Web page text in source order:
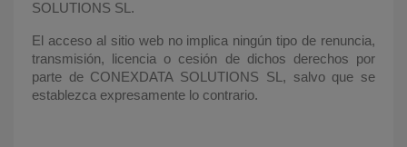
SOLUTIONS SL.
El acceso al sitio web no implica ningún tipo de renuncia,
transmisión, licencia o cesión de dichos derechos por
parte de CONEXDATA SOLUTIONS SL, salvo que se
establezca expresamente lo contrario.